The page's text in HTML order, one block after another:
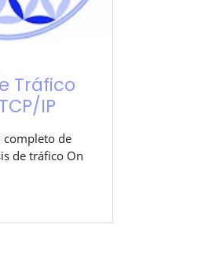
Tráfico
IP
completo de
de tráfico On